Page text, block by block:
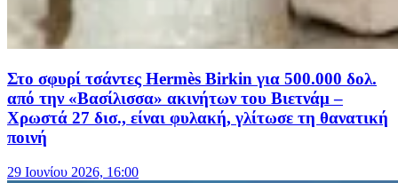
Στο σφυρί τσάντες Hermès Birkin για 500.000 δολ.
από την «Βασίλισσα» ακινήτων του Βιετνάμ –
Χρωστά 27 δισ., είναι φυλακή, γλίτωσε τη θανατική
ποινή
29 Ιουνίου 2026, 16:00